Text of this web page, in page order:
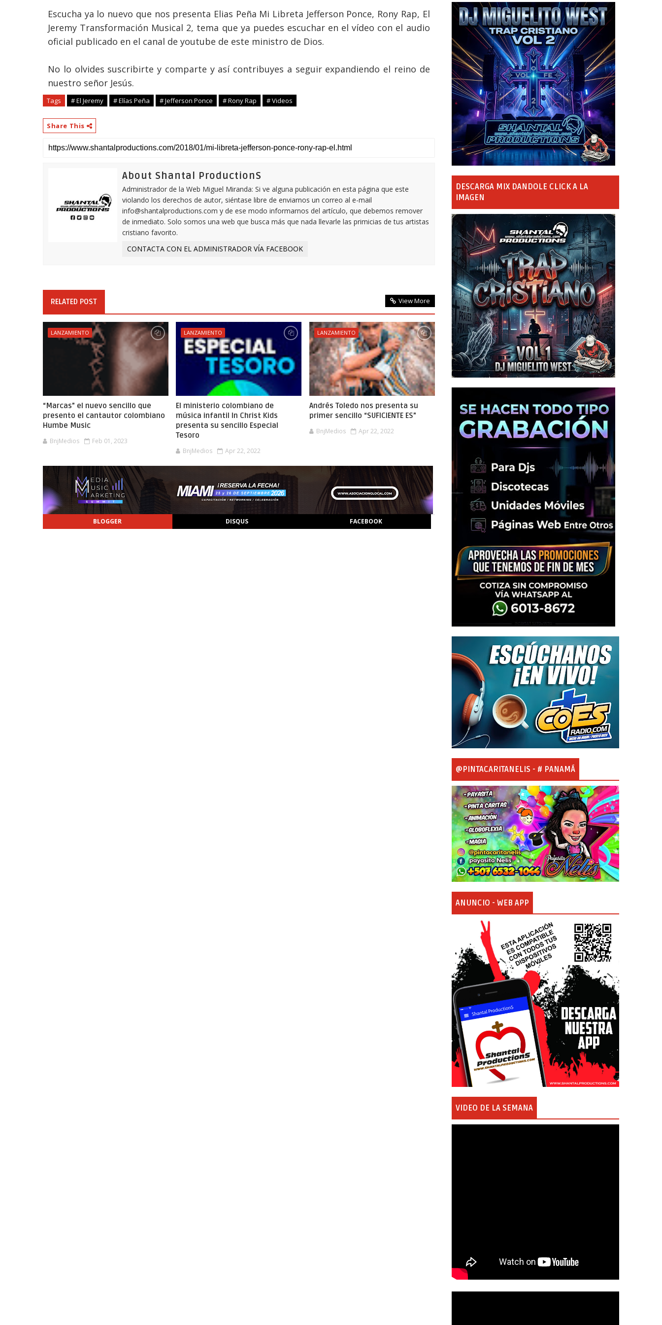
Escucha ya lo nuevo que nos presenta Elias Peña Mi Libreta Jefferson Ponce, Rony Rap, El
Jeremy Transformación Musical 2, tema que ya puedes escuchar en elvídeo con el audio
oficial publicado en el canal de youtube de este ministro de Dios.
No lo olvides suscribirte y comparte y así contribuyes a seguir expandiendo el reino de
nuestro señor Jesús.
Tags # El Jeremy # Elías Peña # Jefferson Ponce # Rony Rap # Videos
Share This
About Shantal ProductionS
Administrador de la Web Miguel Miranda: Si ve alguna publicación en esta página que este
violando los derechos de autor, siéntase libre de enviarnos un correo al e-mail
info@shantalproductions.com y de ese modo informarnos del artículo, que debemos remover
de inmediato. Solo somos una web que busca más que nada llevarle las primicias de tus artistas
cristiano favorito.
CONTACTA CON EL ADMINISTRADOR VÍA FACEBOOK
RELATED POST View More
LANZAMIENTO
“Marcas” el nuevo sencillo que
presento el cantautor colombiano
Humbe Music
BnjMedios Feb 01, 2023
LANZAMIENTO
El ministerio colombiano de
música infantil In Christ Kids
presenta su sencillo Especial
Tesoro
BnjMedios Apr 22, 2022
LANZAMIENTO
Andrés Toledo nos presenta su
primer sencillo “SUFICIENTE ES”
BnjMedios Apr 22, 2022
BLOGGER DISQUS FACEBOOK
DESCARGA MIX DANDOLE CLICK A LA
IMAGEN
@PINTACARITANELIS - # PANAMÁ
ANUNCIO - WEB APP
VIDEO DE LA SEMANA